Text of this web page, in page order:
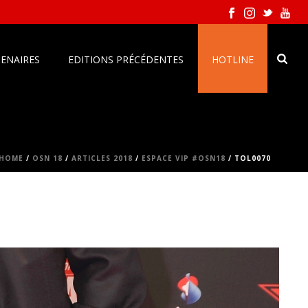
EDITIONS PRÉCÉDENTES HOTLINE
/ OSN 18 / ARTICLES 2018 / ESPACE VIP #OSN18 / TOL0070